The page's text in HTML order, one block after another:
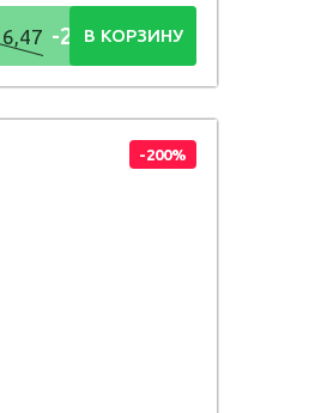
-21 474
В КОРЗИНУ
-200%